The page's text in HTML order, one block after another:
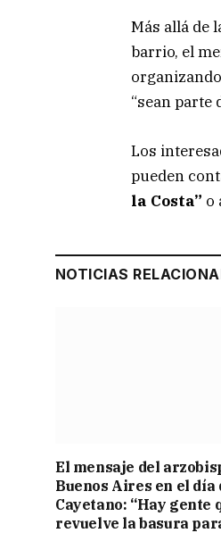
Más allá de
barrio, el
“sean parte
Los
pueden
la Costa” o
NOTICIAS
El mensaje del
Buenos Aires en el día
Cayetano: “Hay gente
revuelve la basura